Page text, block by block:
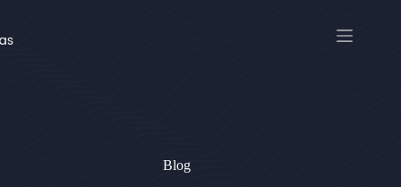
contenido
Blog